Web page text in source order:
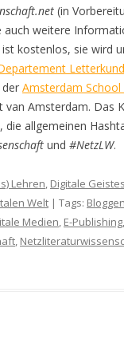
(in
auch weitere
kostenlos, sie wird
Amsterdam
van Amsterdam. Das
, die allgemeinen
und #NetzLW.
Lehren, Digitale
Welt | Tags: Bloggen
Medien, E-Publishing,
,